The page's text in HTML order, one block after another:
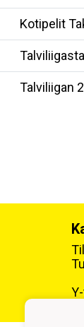
Kotipelit
Talviliigan